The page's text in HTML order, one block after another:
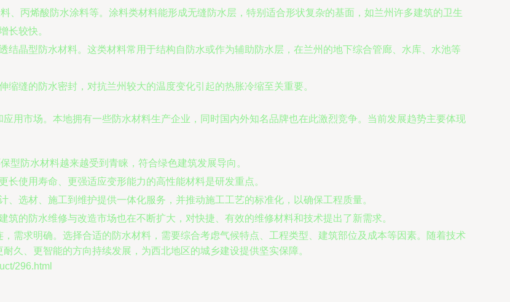
、丙烯酸防水涂料等。涂料类材料能形成无缝防水层，特别适合形状复杂的基面，如兰州许多建筑的卫生
长较快。
结晶型防水材料。这类材料常用于结构自防水或作为辅助防水层，在兰州的地下综合管廊、水库、水池等
缝的防水密封，对抗兰州较大的温度变化引起的热胀冷缩至关重要。
用市场。本地拥有一些防水材料生产企业，同时国内外知名品牌也在此激烈竞争。当前发展趋势主要体现
型防水材料越来越受到青睐，符合绿色建筑发展导向。
使用寿命、更强适应变形能力的高性能材料是研发重点。
选材、施工到维护提供一体化服务，并推动施工工艺的标准化，以确保工程质量。
的防水维修与改造市场也在不断扩大，对快捷、有效的维修材料和技术提出了新需求。
需求明确。选择合适的防水材料，需要综合考虑气候特点、工程类型、建筑部位及成本等因素。随着技术
久、更智能的方向持续发展，为西北地区的城乡建设提供坚实保障。
296.html